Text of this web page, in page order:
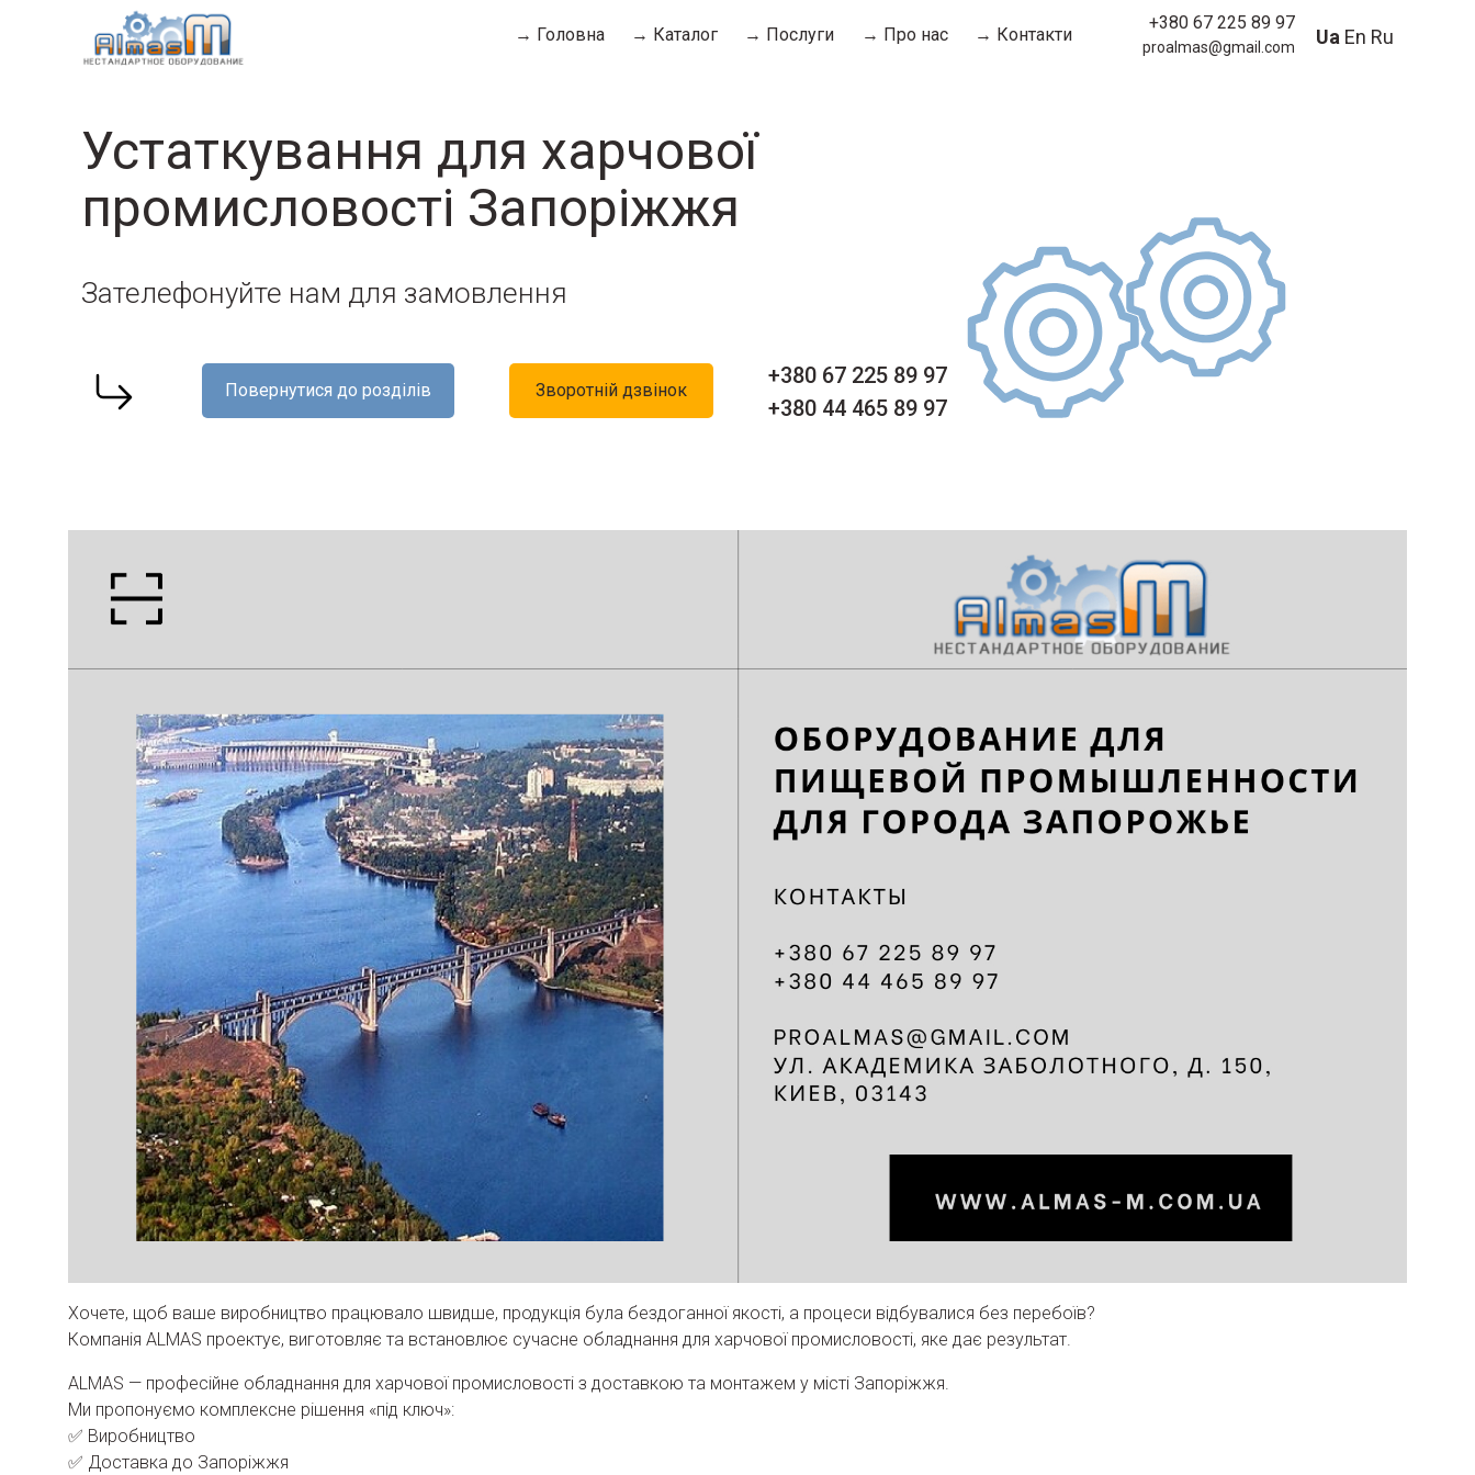
→ Головна → Каталог → Послуги → Про нас → Контакти
+380 67 225 89 97
proalmas@gmail.com Ua En Ru
Устаткування для харчової
промисловості Запоріжжя
Зателефонуйте нам для замовлення
Повернутися до розділів Зворотній дзвінок
+380 67 225 89 97
+380 44 465 89 97
Хочете, щоб ваше виробництво працювало швидше, продукція була бездоганної якості, а процеси відбувалися без перебоїв?
Компанія ALMAS проектує, виготовляє та встановлює сучасне обладнання для харчової промисловості, яке дає результат.
ALMAS — професійне обладнання для харчової промисловості з доставкою та монтажем у місті Запоріжжя.
Ми пропонуємо комплексне рішення «під ключ»:
✅ Виробництво
✅ Доставка до Запоріжжя